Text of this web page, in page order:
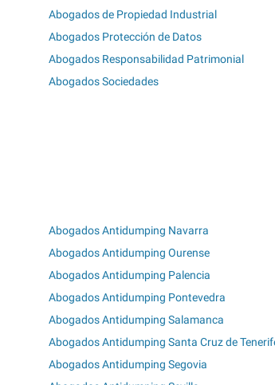
Abogados de Propiedad Industrial
Abogados Protección de Datos
Abogados Responsabilidad Patrimonial
Abogados Sociedades
Abogados Antidumping Navarra
Abogados Antidumping Ourense
Abogados Antidumping Palencia
Abogados Antidumping Pontevedra
Abogados Antidumping Salamanca
Abogados Antidumping Santa Cruz de
Abogados Antidumping Segovia